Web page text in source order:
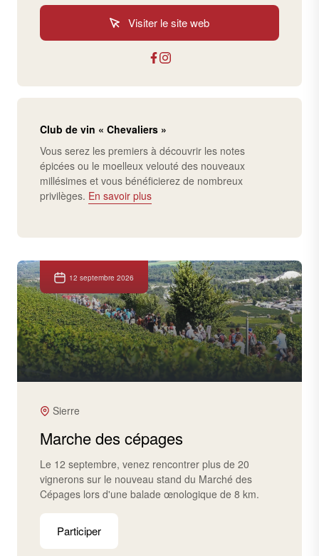
Visiter le site web
Club de vin « Chevaliers »
Vous serez les premiers à découvrir les notes
épicées ou le moelleux velouté des nouveaux
millésimes et vous bénéficierez de nombreux
privilèges. En savoir plus
12 septembre 2026
Sierre
Marche des cépages
Le 12 septembre, venez rencontrer plus de 20
vignerons sur le nouveau stand du Marché des
Cépages lors d'une balade œnologique de 8 km.
Participer